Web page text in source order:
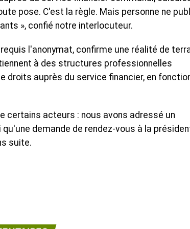
pose. C'est la règle. Mais personne ne
», confié notre interlocuteur.
l'anonymat, confirme une réalité de
à des structures professionnelles
droits auprès du service financier, en
certains acteurs : nous avons adressé un
demande de rendez-vous à la
suite.